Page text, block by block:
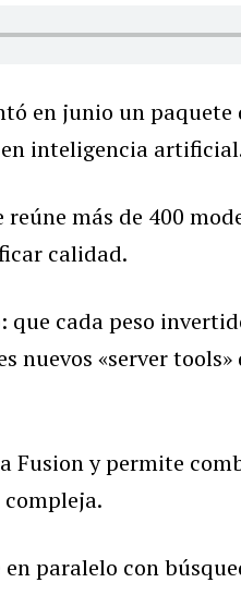
en junio un
inteligencia
más de 400
calidad.
que cada peso
nuevos «server
Fusion y permite
paralelo con